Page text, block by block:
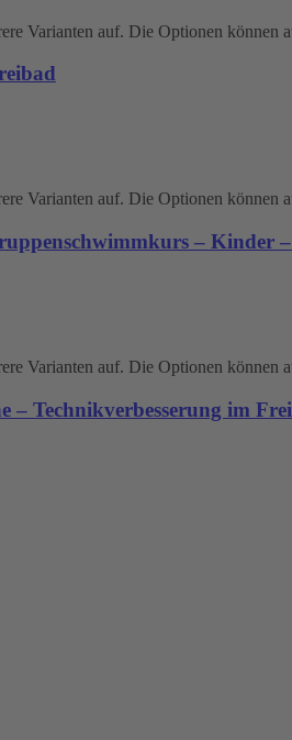
Varianten auf. Die Optionen können
Varianten auf. Die Optionen können
– Kinder
Varianten auf. Die Optionen können
– Technikverbesserung im